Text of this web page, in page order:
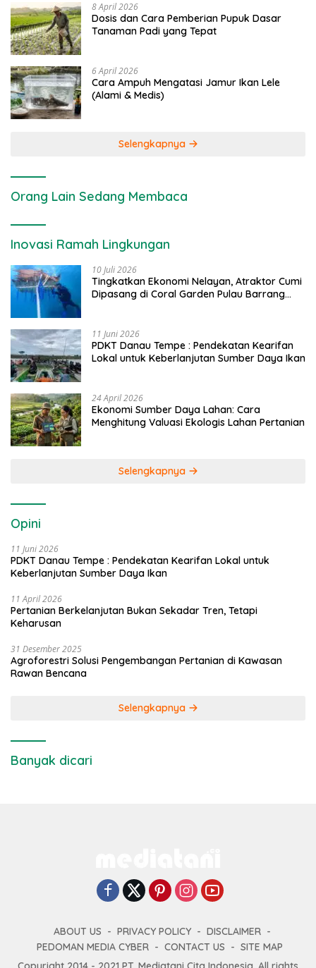
8 April 2026
Dosis dan Cara Pemberian Pupuk Dasar
Tanaman Padi yang Tepat
6 April 2026
Cara Ampuh Mengatasi Jamur Ikan Lele
(Alami & Medis)
Selengkapnya
Orang Lain Sedang Membaca
Inovasi Ramah Lingkungan
10 Juli 2026
Tingkatkan Ekonomi Nelayan, Atraktor Cumi
Dipasang di Coral Garden Pulau Barrang
11 Juni 2026
PDKT Danau Tempe : Pendekatan Kearifan
Lokal untuk Keberlanjutan Sumber Daya Ikan
24 April 2026
Ekonomi Sumber Daya Lahan: Cara
Menghitung Valuasi Ekologis Lahan Pertanian
Selengkapnya
Opini
11 Juni 2026
PDKT Danau Tempe : Pendekatan Kearifan Lokal untuk
Keberlanjutan Sumber Daya Ikan
11 April 2026
Pertanian Berkelanjutan Bukan Sekadar Tren, Tetapi
Keharusan
31 Desember 2025
Agroforestri Solusi Pengembangan Pertanian di Kawasan
Rawan Bencana
Selengkapnya
Banyak dicari
ABOUT US PRIVACY POLICY
DISCLAIMER
PEDOMAN MEDIA CYBER
CONTACT US
SITE MAP